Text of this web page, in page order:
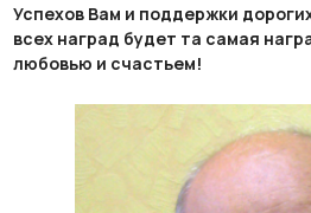
Успехов Вам и поддержки
всех наград будет та самая
любовью и счастьем!